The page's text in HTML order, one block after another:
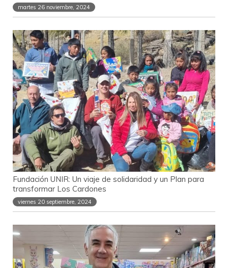
martes 26 noviembre, 2024
Fundación UNIR: Un viaje de solidaridad y un Plan para
transformar Los Cardones
viernes 20 septiembre, 2024